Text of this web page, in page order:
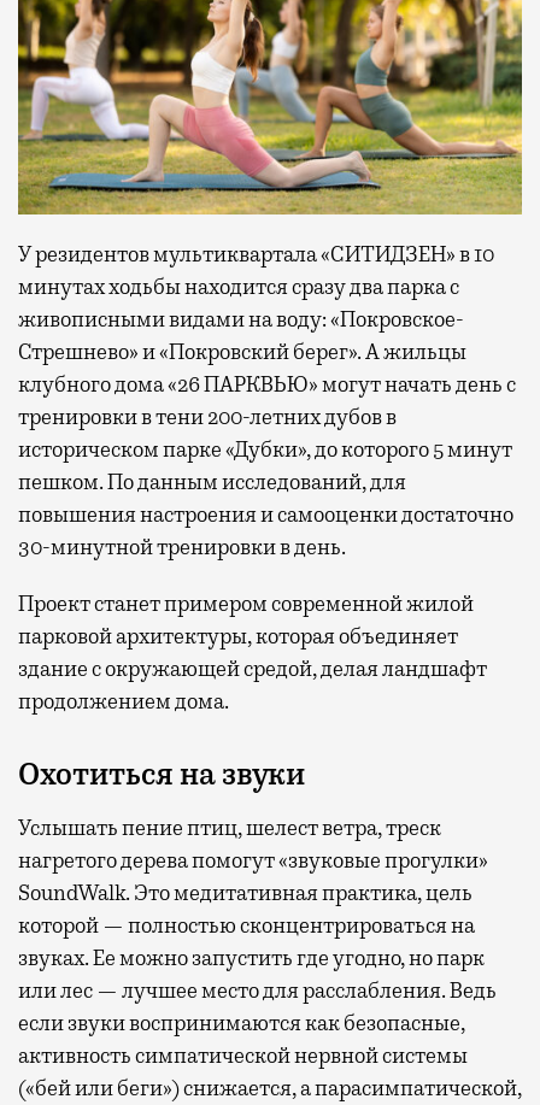
У резидентов мультиквартала «СИТИДЗЕН» в 10
минутах ходьбы находится сразу два парка с
живописными видами на воду: «Покровское-
Стрешнево» и «Покровский берег». А жильцы
клубного дома «26 ПАРКВЬЮ» могут начать день с
тренировки в тени 200-летних дубов в
историческом парке «Дубки», до которого 5 минут
пешком. По данным исследований, для
повышения настроения и самооценки достаточно
30-минутной тренировки в день.
Проект станет примером современной жилой
парковой архитектуры, которая объединяет
здание с окружающей средой, делая ландшафт
продолжением дома.
Охотиться на звуки
Услышать пение птиц, шелест ветра, треск
нагретого дерева помогут «звуковые прогулки»
SoundWalk. Это медитативная практика, цель
которой — полностью сконцентрироваться на
звуках. Ее можно запустить где угодно, но парк
или лес — лучшее место для расслабления. Ведь
если звуки воспринимаются как безопасные,
активность симпатической нервной системы
(«бей или беги») снижается, а парасимпатической,